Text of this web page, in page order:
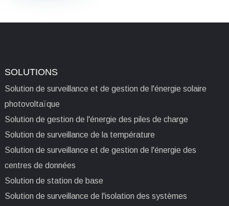
SOLUTIONS
Solution de surveillance et de gestion de l'énergie solaire
photovoltaïque
Solution de gestion de l'énergie des piles de charge
Solution de surveillance de la température
Solution de surveillance et de gestion de l'énergie des
centres de données
Solution de station de base
Solution de surveillance de l'isolation des systèmes